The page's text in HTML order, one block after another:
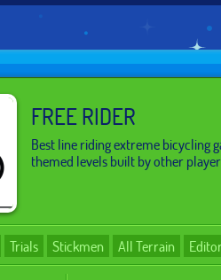
FREE RIDER
Best line riding extreme bicycling
themed levels built by other
Trials Stickmen All Terrain